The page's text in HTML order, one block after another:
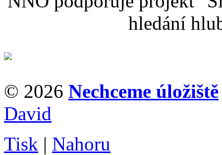
hledání
© 2026 Nechceme úložiště
David
Tisk | Nahoru